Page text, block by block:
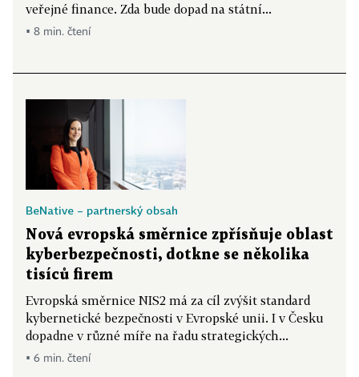
veřejné finance. Zda bude dopad na státní...
▪ 8 min. čtení
BeNative – partnerský obsah
Nová evropská směrnice zpřísňuje oblast
kyberbezpečnosti, dotkne se několika
tisíců firem
Evropská směrnice NIS2 má za cíl zvýšit standard
kybernetické bezpečnosti v Evropské unii. I v Česku
dopadne v různé míře na řadu strategických...
▪ 6 min. čtení